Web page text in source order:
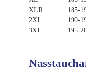
XLR
185-
2XL
190-
3XL
195-